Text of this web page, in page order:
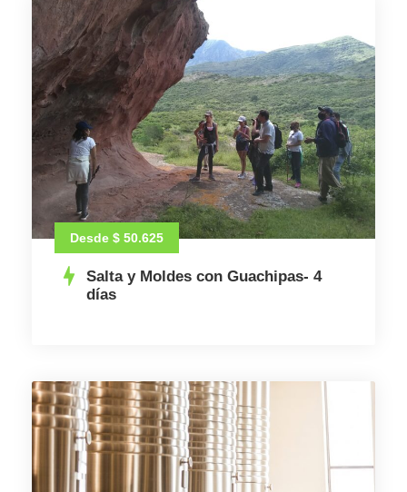
Desde $ 50.625
Salta y Moldes con Guachipas- 4
días